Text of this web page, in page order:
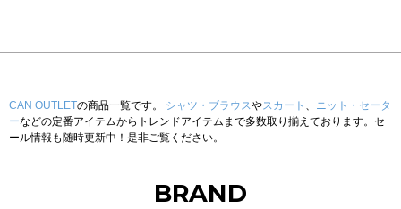
CAN OUTLETの商品一覧です。 シャツ・ブラウスやスカート 、 ニット・セータ
ーなどの定番アイテムからトレンドアイテムまで多数取り揃えております。セ
ール情報も随時更新中！是非ご覧ください。
BRAND